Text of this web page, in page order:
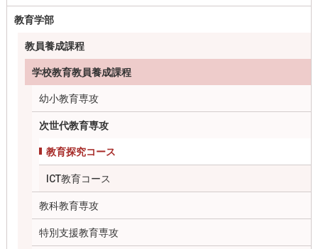
教育学部
教員養成課程
学校教育教員養成課程
幼小教育専攻
次世代教育専攻
教育探究コース
ICT教育コース
教科教育専攻
特別支援教育専攻